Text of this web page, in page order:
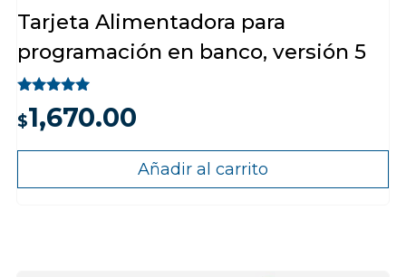
Tarjeta Alimentadora para
programación en banco, versión 5
Valorado
con
5.00
$1,670.00
Añadir al carrito